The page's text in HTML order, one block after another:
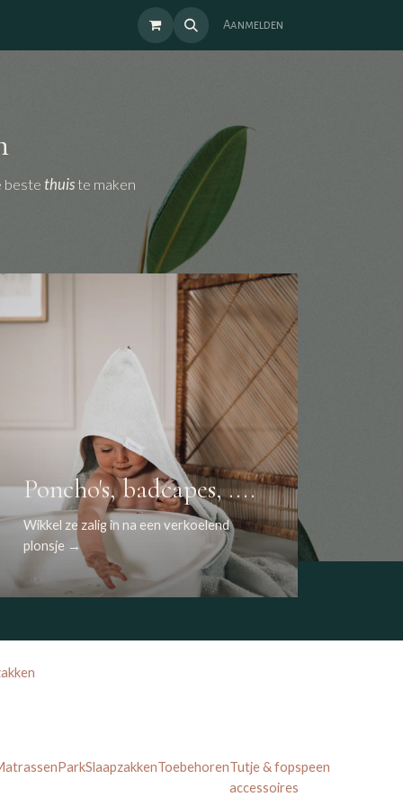
Aanmelden
beste thuis te maken
Poncho's, badcapes, ....
Wikkel ze zalig in na een verkoelend
plonsje →
ParkSlaapzakkenToebehorenTutje & fopspeen
accessoires